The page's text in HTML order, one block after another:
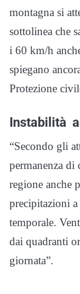
montagna si
sottolinea che
i 60 km/h
spiegano
Protezione
Instabilità
“Secondo gli
permanenza
regione anche
precipitazioni a
temporale.
dai quadranti
giornata”.